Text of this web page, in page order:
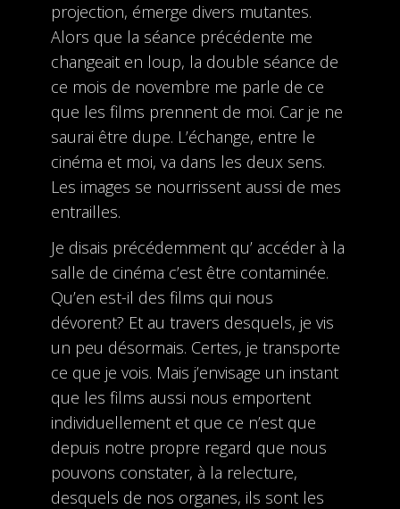
projection, émerge divers mutantes.
Alors que la séance précédente me
changeait en loup, la double séance de
ce mois de novembre me parle de ce
que les films prennent de moi. Car je ne
saurai être dupe. L’échange, entre le
cinéma et moi, va dans les deux sens.
Les images se nourrissent aussi de mes
entrailles.
Je disais précédemment qu’ accéder à la
salle de cinéma c’est être contaminée.
Qu’en est-il des films qui nous
dévorent? Et au travers desquels, je vis
un peu désormais. Certes, je transporte
ce que je vois. Mais j’envisage un instant
que les films aussi nous emportent
individuellement et que ce n’est que
depuis notre propre regard que nous
pouvons constater, à la relecture,
desquels de nos organes, ils sont les